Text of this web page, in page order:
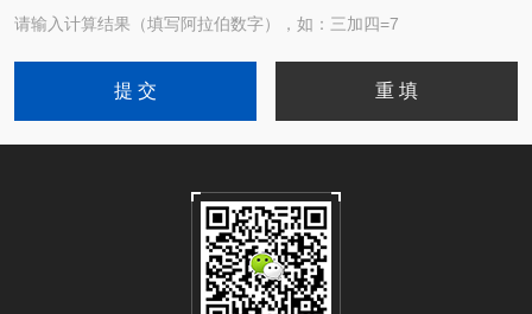
请输入计算结果（填写阿拉伯数字），如：三加四=7